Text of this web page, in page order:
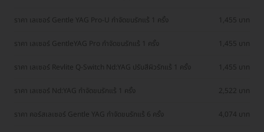
ราคา เลเซอร์ Gentle YAG Pro-U กำจัดขนรักแร้ 1 ครั้ง 1,455 บาท
ราคา เลเซอร์ GentleYAG Pro กำจัดขนรักแร้ 1 ครั้ง 1,455 บาท
ราคา เลเซอร์ Revlite Q-Switch Nd:YAG ปรับสีผิวรักแร้ 1 ครั้ง 1,455 บาท
ราคา เลเซอร์ Nd:YAG กำจัดขนรักแร้ 1 ครั้ง 2,522 บาท
ราคา คอร์สเลเซอร์ Gentle YAG กำจัดขนรักแร้ 6 ครั้ง 4,074 บาท